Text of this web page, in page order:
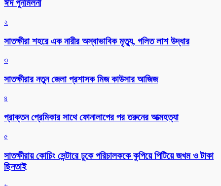
ঈদ পুনর্মিলনী
২
সাতক্ষীরা শহরে এক নারীর অস্বাভাবিক মৃত্যু, গলিত লাশ উদ্ধার
৩
সাতক্ষীরার নতুন জেলা প্রশাসক মিজ কাউসার আজিজ
৪
প্রাক্তন প্রেমিকার সাথে ফোনালাপের পর তরুনের আত্মহত্যা
৫
সাতক্ষীরায় কোচিং সেন্টারে ঢুকে পরিচালককে কুপিয়ে পিটিয়ে জখম ও টাকা
ছিনতাই